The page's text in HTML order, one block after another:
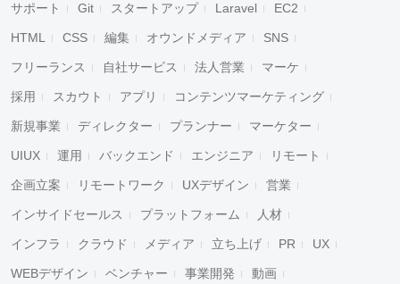
サポート Git スタートアップ Laravel EC2
HTML CSS 編集 オウンドメディア SNS
フリーランス 自社サービス 法人営業 マーケ
採用 スカウト アプリ コンテンツマーケティング
新規事業 ディレクター プランナー マーケター
UIUX 運用 バックエンド エンジニア リモート
企画立案 リモートワーク UXデザイン 営業
インサイドセールス プラットフォーム 人材
インフラ クラウド メディア 立ち上げ PR UX
WEBデザイン ベンチャー 事業開発 動画